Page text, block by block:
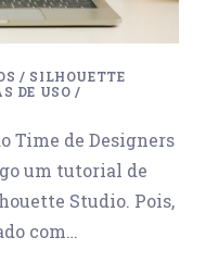
/ SILHOUETTE
DE USO /
Time de Designers
um tutorial de
Studio. Pois,
com…